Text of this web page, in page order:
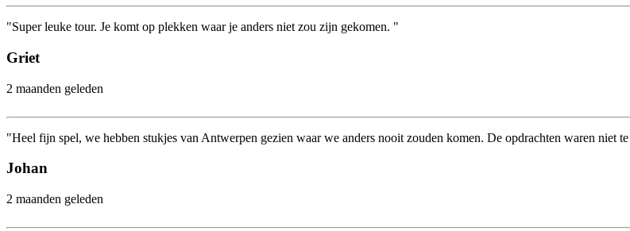
"Super leuke tour. Je komt op plekken waar je anders niet zou zijn gekomen. "
Griet
2 maanden geleden
"Heel fijn spel, we hebben stukjes van Antwerpen gezien waar we anders nooit zouden komen. De opdrachten waren niet
Johan
2 maanden geleden